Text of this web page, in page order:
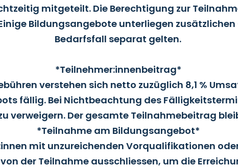
mitgeteilt. Die Berechtigung zur
Bildungsangebote unterliegen
Bedarfsfall separat gelten.
*Teilnehmer:innenbeitrag*
verstehen sich netto zuzüglich 8,1 %
fällig. Bei Nichtbeachtung des
verweigern. Der gesamte Teilnahmebeitrag
*Teilnahme am Bildungsangebot*
mit unzureichenden Vorqualifikationen
der Teilnahme ausschliessen, um die